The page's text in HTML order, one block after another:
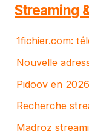
Streaming
1fichier.com:
Nouvelle
Pidoov en
Recherche
Madroz